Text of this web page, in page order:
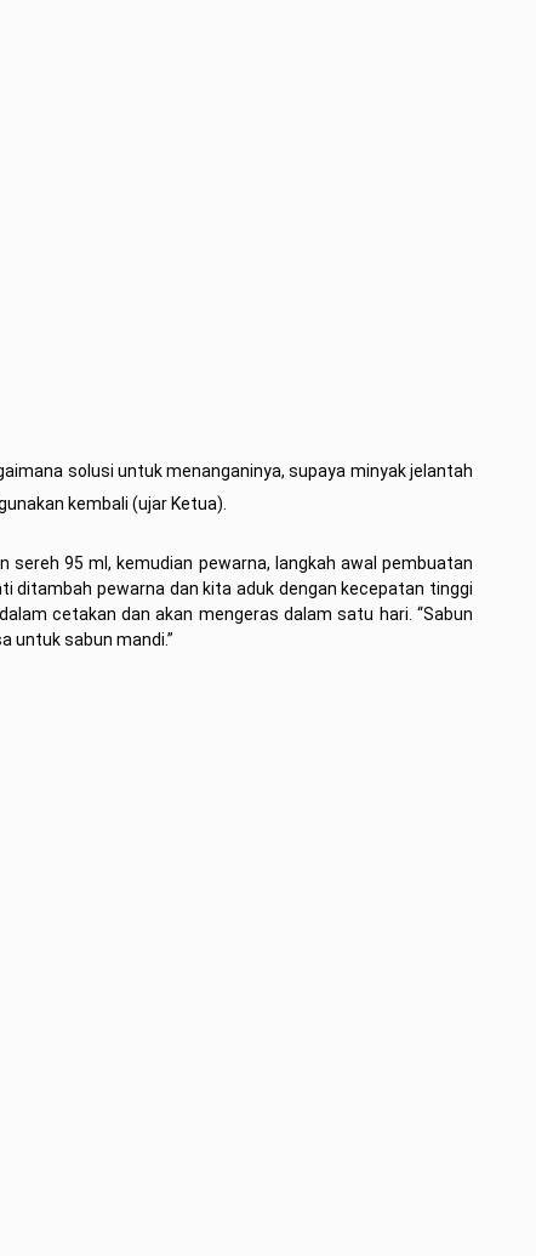
solusi untuk menanganinya, supaya minyak jelantah
kembali (ujar Ketua).
95 ml, kemudian pewarna, langkah awal pembuatan
pewarna dan kita aduk dengan kecepatan tinggi
cetakan dan akan mengeras dalam satu hari. “Sabun
untuk sabun mandi.”